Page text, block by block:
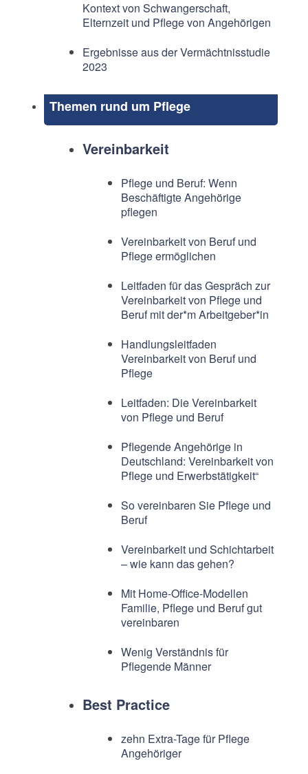
Kontext von Schwangerschaft,
Elternzeit und Pflege von Angehörigen
Ergebnisse aus der Vermächtnisstudie
2023
Themen rund um Pflege
Vereinbarkeit
Pflege und Beruf: Wenn
Beschäftigte Angehörige
pflegen
Vereinbarkeit von Beruf und
Pflege ermöglichen
Leitfaden für das Gespräch zur
Vereinbarkeit von Pflege und
Beruf mit der*m Arbeitgeber*in
Handlungsleitfaden
Vereinbarkeit von Beruf und
Pflege
Leitfaden: Die Vereinbarkeit
von Pflege und Beruf
Pflegende Angehörige in
Deutschland: Vereinbarkeit von
Pflege und Erwerbstätigkeit“
So vereinbaren Sie Pflege und
Beruf
Vereinbarkeit und Schichtarbeit
– wie kann das gehen?
Mit Home-Office-Modellen
Familie, Pflege und Beruf gut
vereinbaren
Wenig Verständnis für
Pflegende Männer
Best Practice
zehn Extra-Tage für Pflege
Angehöriger